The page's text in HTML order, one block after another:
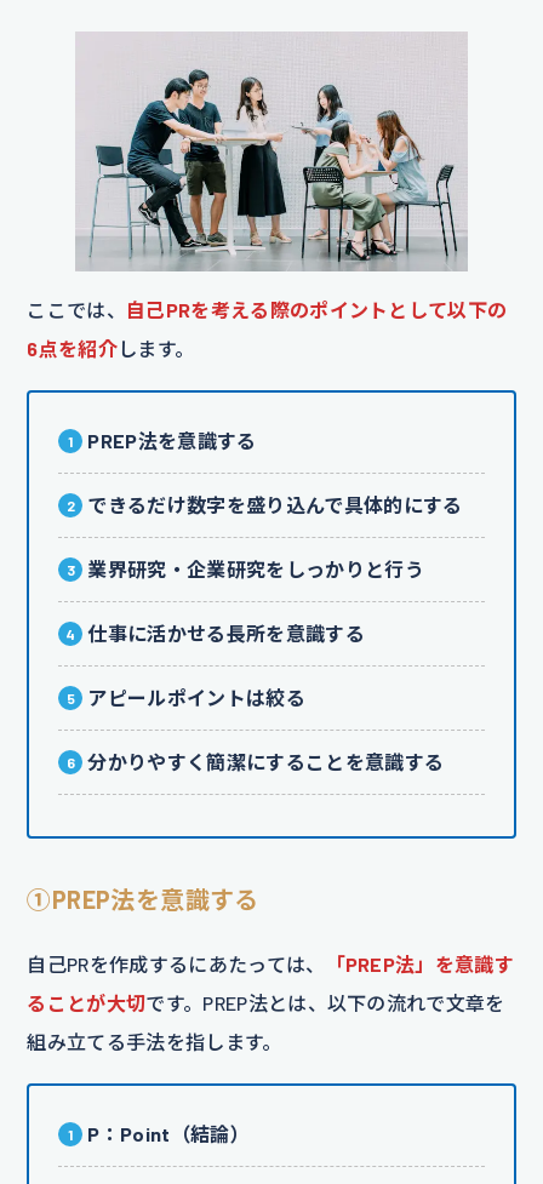
ここでは、
自己PRを考える際のポイントとして以下の
6点を紹介 します。
PREP法を意識する
できるだけ数字を盛り込んで具体的にする
業界研究・企業研究をしっかりと行う
仕事に活かせる長所を意識する
アピールポイントは絞る
分かりやすく簡潔にすることを意識する
①PREP法を意識する
自己PRを作成するにあたっては、
「PREP法」を意識す
ることが大切です。PREP法とは、以下の流れで文章を
組み立てる手法を指します。
P：Point（結論）